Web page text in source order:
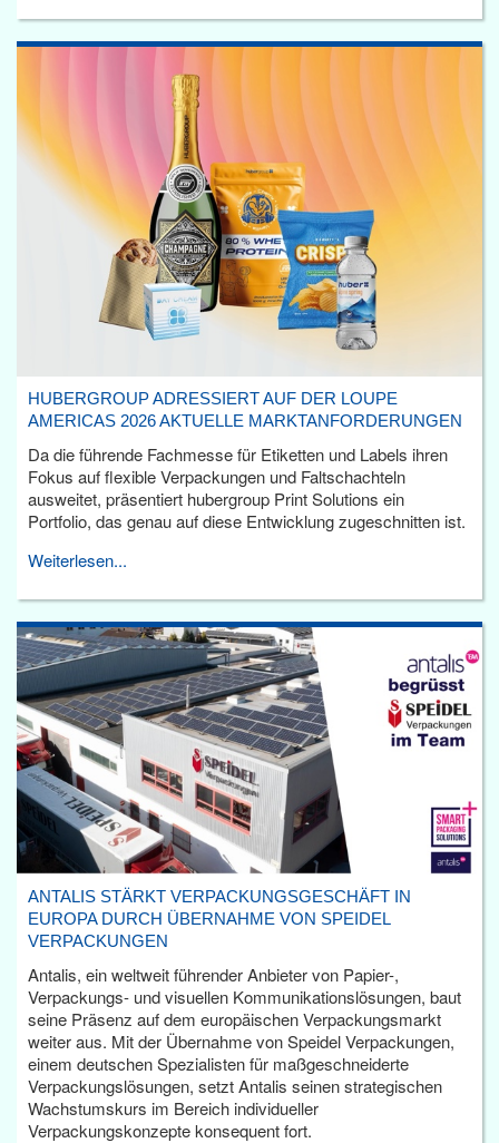
HUBERGROUP ADRESSIERT AUF DER LOUPE
AMERICAS 2026 AKTUELLE MARKTANFORDERUNGEN
Da die führende Fachmesse für Etiketten und Labels ihren
Fokus auf flexible Verpackungen und Faltschachteln
ausweitet, präsentiert hubergroup Print Solutions ein
Portfolio, das genau auf diese Entwicklung zugeschnitten ist.
Weiterlesen...
ANTALIS STÄRKT VERPACKUNGSGESCHÄFT IN
EUROPA DURCH ÜBERNAHME VON SPEIDEL
VERPACKUNGEN
Antalis, ein weltweit führender Anbieter von Papier-,
Verpackungs- und visuellen Kommunikationslösungen, baut
seine Präsenz auf dem europäischen Verpackungsmarkt
weiter aus. Mit der Übernahme von Speidel Verpackungen,
einem deutschen Spezialisten für maßgeschneiderte
Verpackungslösungen, setzt Antalis seinen strategischen
Wachstumskurs im Bereich individueller
Verpackungskonzepte konsequent fort.